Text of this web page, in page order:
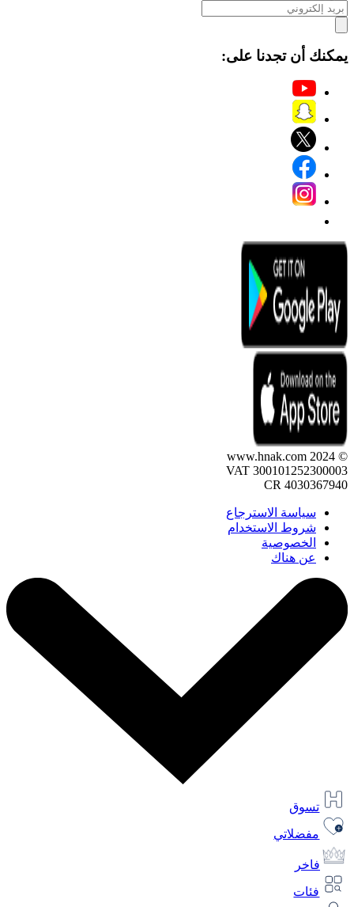
يمكنك أن تجدنا على:
© 2024 www.hnak.com
VAT 300101252300003
CR 4030367940
سياسة الاسترجاع
شروط الاستخدام
الخصوصية
عن هناك
تسوق
مفضلاتي
فاخر
فئات